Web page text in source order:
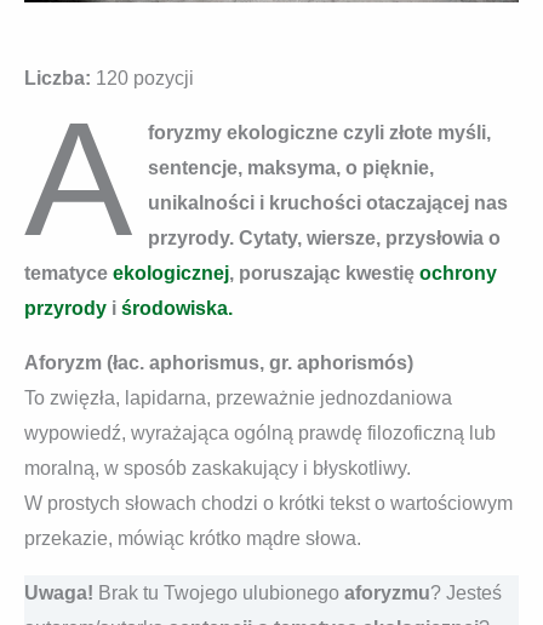
Liczba: 120 pozycji
A
foryzmy ekologiczne czyli złote myśli,
sentencje, maksyma, o pięknie,
unikalności i kruchości otaczającej nas
przyrody. Cytaty, wiersze, przysłowia o
tematyce ekologicznej, poruszając kwestię ochrony
przyrody i środowiska.
Aforyzm (łac. aphorismus, gr. aphorismós)
To zwięzła, lapidarna, przeważnie jednozdaniowa
wypowiedź, wyrażająca ogólną prawdę filozoficzną lub
moralną, w sposób zaskakujący i błyskotliwy.
W prostych słowach chodzi o krótki tekst o wartościowym
przekazie, mówiąc krótko mądre słowa.
Uwaga! Brak tu Twojego ulubionego aforyzmu? Jesteś